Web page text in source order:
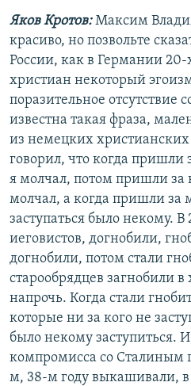
Яков Кротов:Максим
красиво, но позвольте
России, как в Германии 20-
христиан некоторый
поразительное отсутствие
известна такая фраза,
из немецких
говорил, что когда пришли
я молчал, потом пришли
молчал, а когда пришли за
заступаться было некому.
иеговистов, догнобили,
догнобили, потом стали
старообрядцев загнобили
напрочь. Когда стали
которые ни за кого не
было некому заступиться.
компромисса со Сталиным
м, 38-м году выкашивали, в